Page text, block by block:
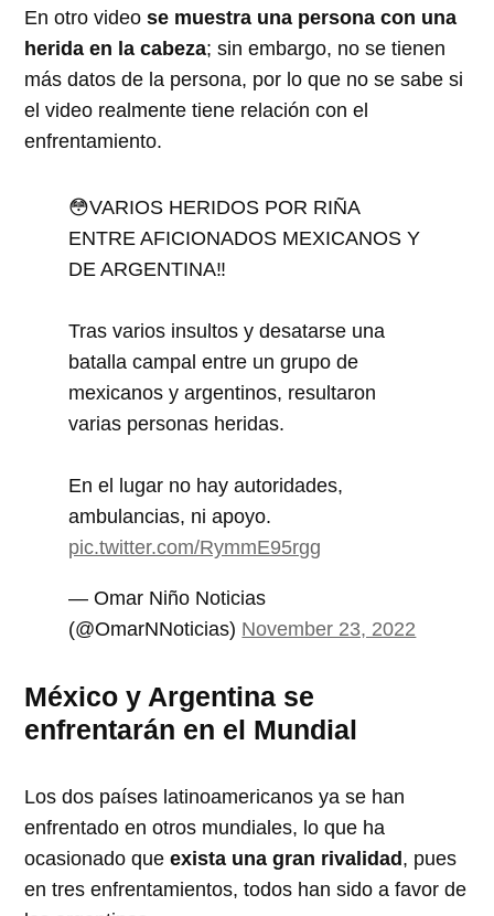
En otro videose muestra una persona con una
herida en la cabeza; sin embargo, no se tienen
más datos de la persona, por lo que no se sabe si
el video realmente tiene relación con el
enfrentamiento.
😳VARIOS HERIDOS POR RIÑA
ENTRE AFICIONADOS MEXICANOS Y
DE ARGENTINA‼️
Tras varios insultos y desatarse una
batalla campal entre un grupo de
mexicanos y argentinos, resultaron
varias personas heridas.
En el lugar no hay autoridades,
ambulancias, ni apoyo.
pic.twitter.com/RymmE95rgg
— Omar Niño Noticias
(@OmarNNoticias) November 23, 2022
México y Argentina se
enfrentarán en el Mundial
Los dos países latinoamericanos ya se han
enfrentado en otros mundiales, lo que ha
ocasionado que exista una gran rivalidad , pues
en tres enfrentamientos, todos han sido a favor de